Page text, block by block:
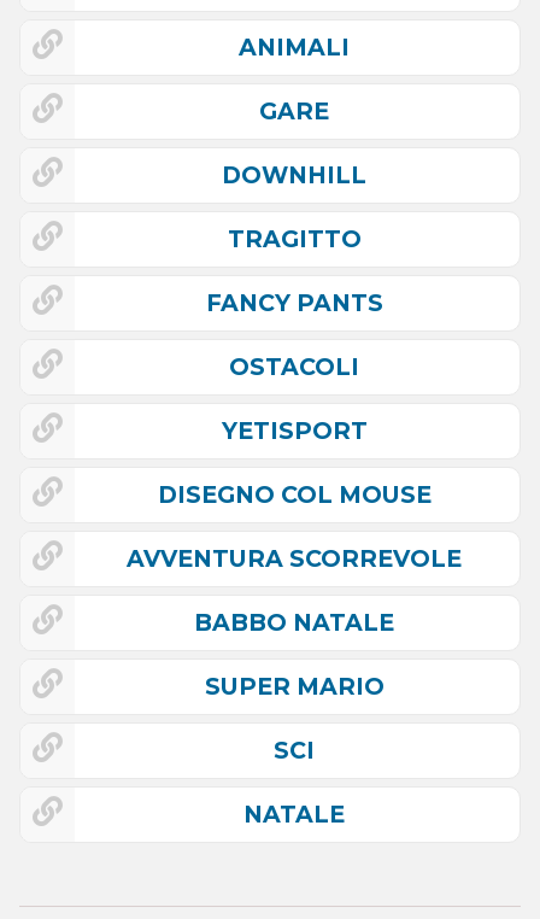
ANIMALI
GARE
DOWNHILL
TRAGITTO
FANCY PANTS
OSTACOLI
YETISPORT
DISEGNO COL MOUSE
AVVENTURA SCORREVOLE
BABBO NATALE
SUPER MARIO
SCI
NATALE